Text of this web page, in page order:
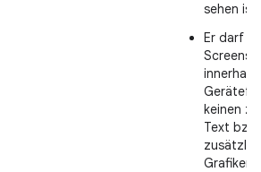
sehen ist.
Er darf
innerhalb
keinen
Text
Grafiken